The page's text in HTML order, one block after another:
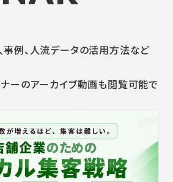
例、人流データの活用方法など
ーのアーカイブ動画も閲覧可能で